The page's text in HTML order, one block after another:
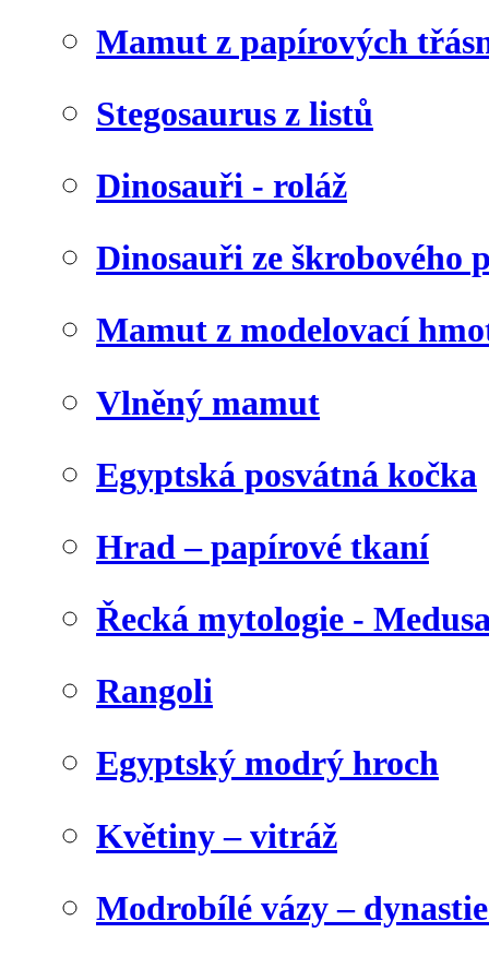
Mamut z papírových
Stegosaurus z listů
Dinosauři - roláž
Dinosauři ze škrobového
Mamut z modelovací
Vlněný mamut
Egyptská posvátná kočka
Hrad – papírové tkaní
Řecká mytologie -
Rangoli
Egyptský modrý hroch
Květiny – vitráž
Modrobílé vázy –